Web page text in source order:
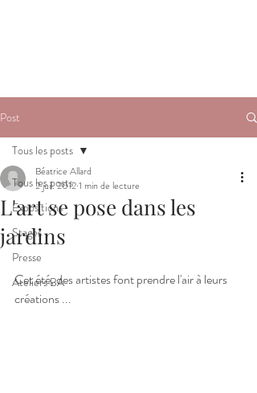
Post
Tous les posts
Expositions
Stages
Presse
Ateliers BA
Tous les posts
L'art se pose dans les
jardins
Béatrice Allard
2 juil. 20121 min de lecture
Cet été, des artistes font prendre l'air à leurs
créations ...